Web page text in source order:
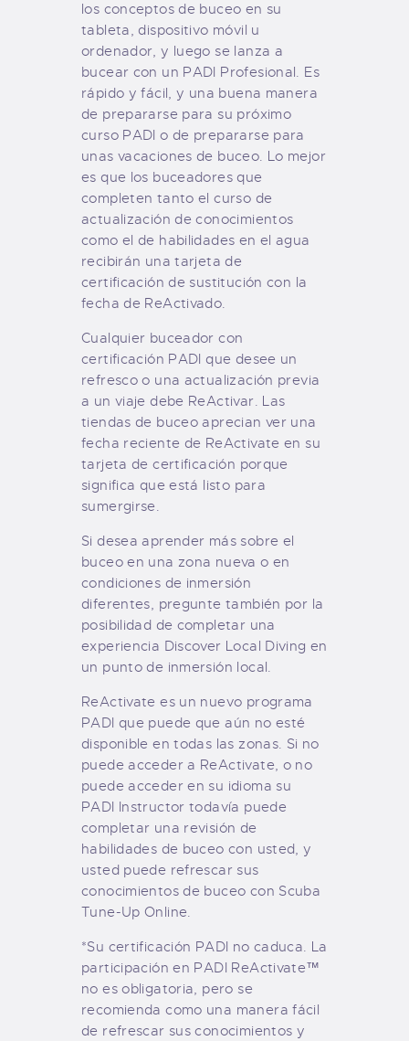
los conceptos de buceo en su
tableta, dispositivo móvil u
ordenador, y luego se lanza a
bucear con un PADI Profesional. Es
rápido y fácil, y una buena manera
de prepararse para su próximo
curso PADI o de prepararse para
unas vacaciones de buceo. Lo mejor
es que los buceadores que
completen tanto el curso de
actualización de conocimientos
como el de habilidades en el agua
recibirán una tarjeta de
certificación de sustitución con la
fecha de ReActivado.
Cualquier buceador con
certificación PADI que desee un
refresco o una actualización previa
a un viaje debe ReActivar. Las
tiendas de buceo aprecian ver una
fecha reciente de ReActivate en su
tarjeta de certificación porque
significa que está listo para
sumergirse.
Si desea aprender más sobre el
buceo en una zona nueva o en
condiciones de inmersión
diferentes, pregunte también por la
posibilidad de completar una
experiencia Discover Local Diving en
un punto de inmersión local.
ReActivate es un nuevo programa
PADI que puede que aún no esté
disponible en todas las zonas. Si no
puede acceder a ReActivate, o no
puede acceder en su idioma su
PADI Instructor todavía puede
completar una revisión de
habilidades de buceo con usted, y
usted puede refrescar sus
conocimientos de buceo con Scuba
Tune-Up Online.
*Su certificación PADI no caduca. La
participación en PADI ReActivate™
no es obligatoria, pero se
recomienda como una manera fácil
de refrescar sus conocimientos y